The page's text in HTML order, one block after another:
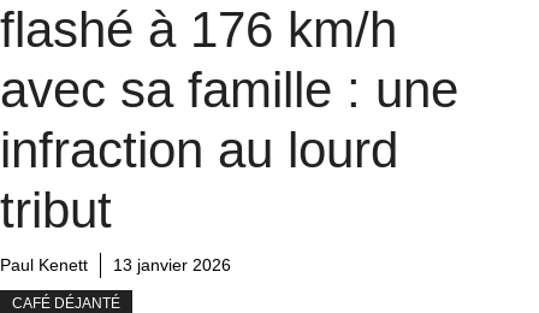
flashé à 176 km/h
avec sa famille : une
infraction au lourd
tribut
Paul Kenett 13 janvier 2026
CAFÉ DÉJANTÉ